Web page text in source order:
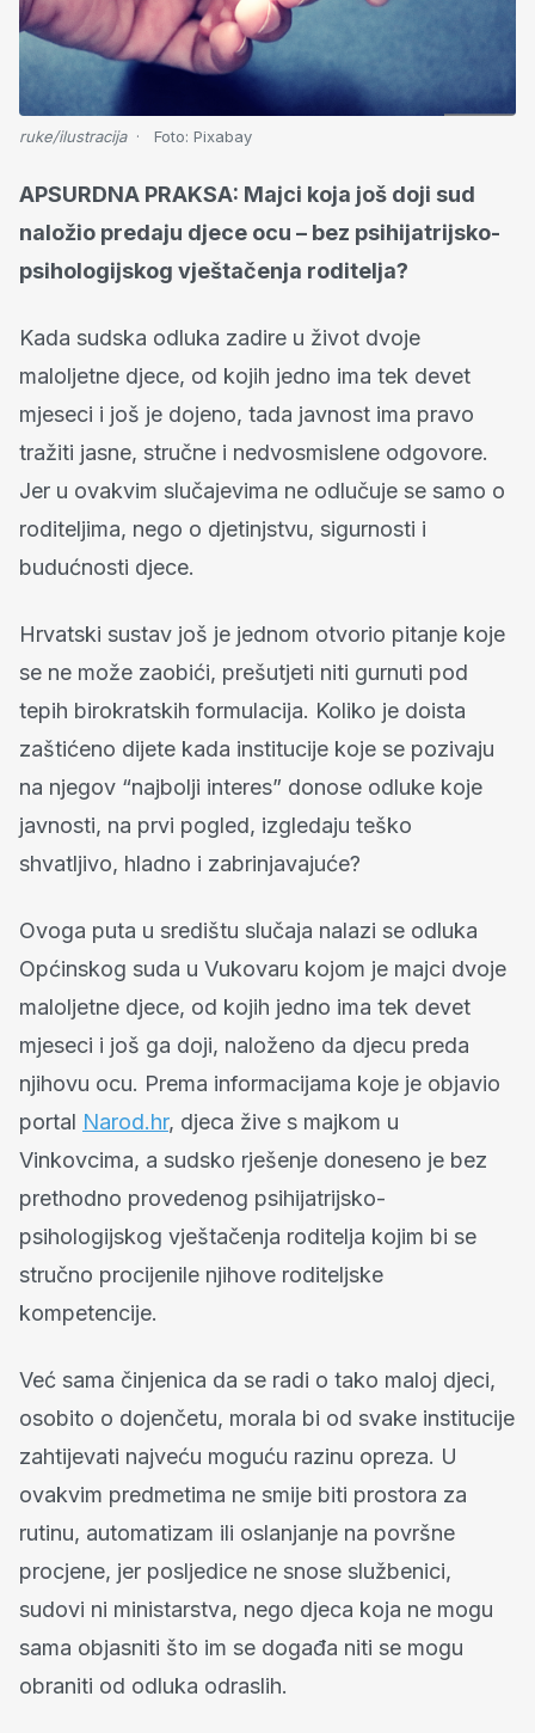
ruke/ilustracija Foto: Pixabay
APSURDNA PRAKSA: Majci koja još doji sud
naložio predaju djece ocu – bez psihijatrijsko-
psihologijskog vještačenja roditelja?
Kada sudska odluka zadire u život dvoje
maloljetne djece, od kojih jedno ima tek devet
mjeseci i još je dojeno, tada javnost ima pravo
tražiti jasne, stručne i nedvosmislene odgovore.
Jer u ovakvim slučajevima ne odlučuje se samo o
roditeljima, nego o djetinjstvu, sigurnosti i
budućnosti djece.
Hrvatski sustav još je jednom otvorio pitanje koje
se ne može zaobići, prešutjeti niti gurnuti pod
tepih birokratskih formulacija. Koliko je doista
zaštićeno dijete kada institucije koje se pozivaju
na njegov “najbolji interes” donose odluke koje
javnosti, na prvi pogled, izgledaju teško
shvatljivo, hladno i zabrinjavajuće?
Ovoga puta u središtu slučaja nalazi se odluka
Općinskog suda u Vukovaru kojom je majci dvoje
maloljetne djece, od kojih jedno ima tek devet
mjeseci i još ga doji, naloženo da djecu preda
njihovu ocu. Prema informacijama koje je objavio
portal Narod.hr, djeca žive s majkom u
Vinkovcima, a sudsko rješenje doneseno je bez
prethodno provedenog psihijatrijsko-
psihologijskog vještačenja roditelja kojim bi se
stručno procijenile njihove roditeljske
kompetencije.
Već sama činjenica da se radi o tako maloj djeci,
osobito o dojenčetu, morala bi od svake institucije
zahtijevati najveću moguću razinu opreza. U
ovakvim predmetima ne smije biti prostora za
rutinu, automatizam ili oslanjanje na površne
procjene, jer posljedice ne snose službenici,
sudovi ni ministarstva, nego djeca koja ne mogu
sama objasniti što im se događa niti se mogu
obraniti od odluka odraslih.